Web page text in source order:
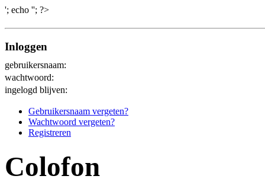
'; echo ''; ?>
Inloggen
gebruikersnaam:
wachtwoord:
ingelogd blijven:
Gebruikersnaam vergeten?
Wachtwoord vergeten?
Registreren
Colofon